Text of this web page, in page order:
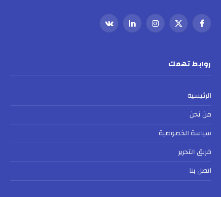
فيسبوك
X
الانستغراملينكدإنVKontakte
روابط تهمك
الرئيسية
من نحن
سياسة الخصوصية
فريق التحرير
اتصل بنا